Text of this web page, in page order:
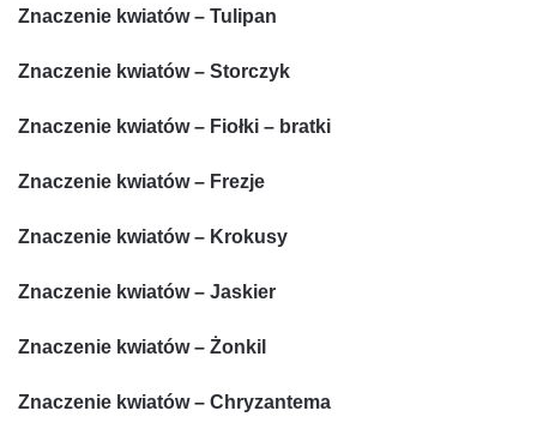
Znaczenie kwiatów – Tulipan
Znaczenie kwiatów – Storczyk
Znaczenie kwiatów – Fiołki – bratki
Znaczenie kwiatów – Frezje
Znaczenie kwiatów – Krokusy
Znaczenie kwiatów – Jaskier
Znaczenie kwiatów – Żonkil
Znaczenie kwiatów – Chryzantema